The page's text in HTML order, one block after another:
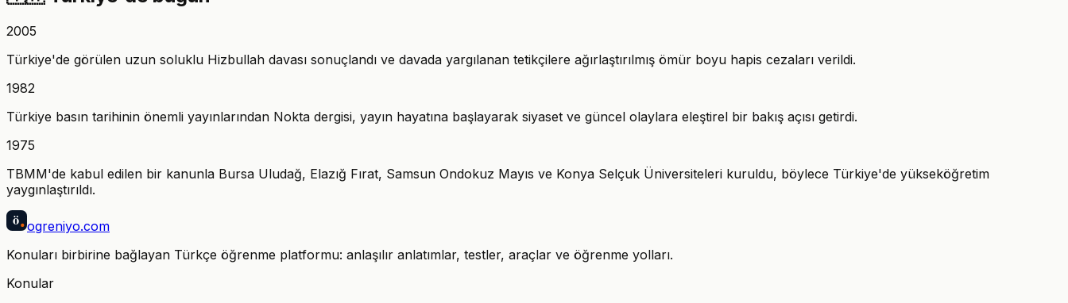
2005
Türkiye'de görülen uzun soluklu Hizbullah davası sonuçlandı ve davada yargılanan tetikçilere ağırlaştırılmış ömür boyu hapis cezaları verildi.
1982
Türkiye basın tarihinin önemli yayınlarından Nokta dergisi, yayın hayatına başlayarak siyaset ve güncel olaylara eleştirel bir bakış açısı getirdi.
1975
TBMM'de kabul edilen bir kanunla Bursa Uludağ, Elazığ Fırat, Samsun Ondokuz Mayıs ve Konya Selçuk Üniversiteleri kuruldu, böylece Türkiye'de yükseköğretim
yaygınlaştırıldı.
ö ogreniyo.com
Konuları birbirine bağlayan Türkçe öğrenme platformu: anlaşılır anlatımlar, testler, araçlar ve öğrenme yolları.
Konular